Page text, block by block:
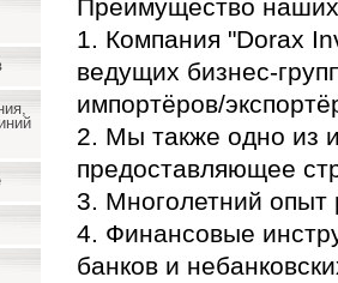
Преимущество наших
1. Компания "Dorax
ведущих бизнес-
импортёров/
2. Мы также одно из
предоставляющее
3. Многолетний
4. Финансовые
банков и